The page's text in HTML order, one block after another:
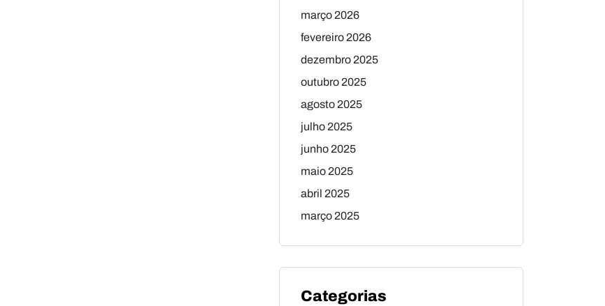
março 2026
fevereiro 2026
dezembro 2025
outubro 2025
agosto 2025
julho 2025
junho 2025
maio 2025
abril 2025
março 2025
Categorias